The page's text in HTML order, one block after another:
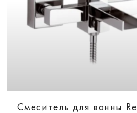
Смеситель для ванны